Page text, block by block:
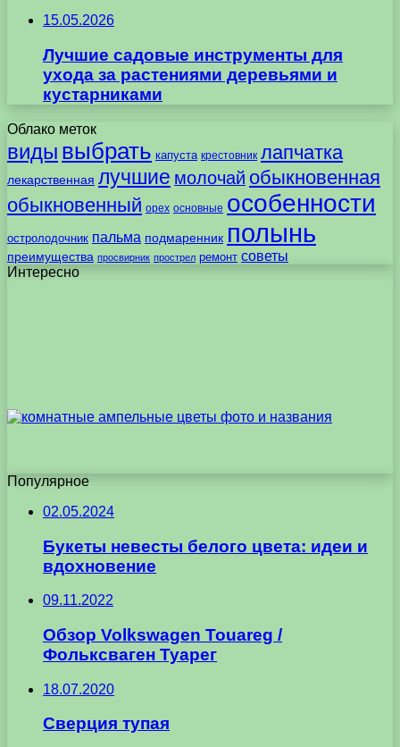
15.05.2026
Лучшие садовые инструменты для
ухода за растениями деревьями и
кустарниками
Облако меток
виды выбрать капуста крестовник лапчатка
лекарственная лучшие молочай обыкновенная
обыкновенный орех основные особенности
остролодочник пальма подмаренник полынь
преимущества просвирник прострел ремонт советы
Интересно
Популярное
02.05.2024
Букеты невесты белого цвета: идеи и
вдохновение
09.11.2022
Обзор Volkswagen Touareg /
Фольксваген Туарег
18.07.2020
Сверция тупая